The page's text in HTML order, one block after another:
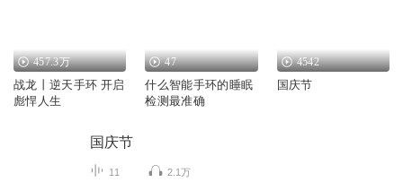
457.3万
战龙丨逆天手环 开启
彪悍人生
47
什么智能手环的睡眠
检测最准确
4542
国庆节
国庆节
11 2.1万